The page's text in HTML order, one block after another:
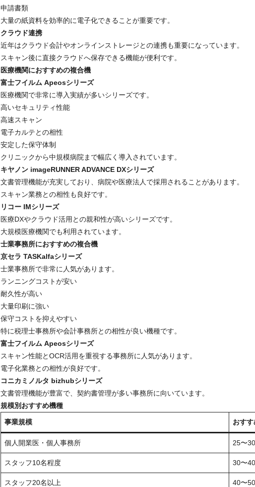
申請書類
大量の紙資料を効率的に電子化できることが重要です。
クラウド連携
近年はクラウド会計やオンラインストレージとの連携も重要になっています。
スキャン後に直接クラウドへ保存できる機能が便利です。
医療機関におすすめの複合機
富士フイルム Apeosシリーズ
医療機関で非常に導入実績が多いシリーズです。
高いセキュリティ性能
高速スキャン
電子カルテとの相性
安定した保守体制
クリニックから中規模病院まで幅広く導入されています。
キヤノン imageRUNNER ADVANCE DXシリーズ
文書管理機能が充実しており、病院や医療法人で採用されることがあります。
スキャン業務との相性も良好です。
リコー IMシリーズ
医療DXやクラウド活用との親和性が高いシリーズです。
大規模医療機関でも利用されています。
士業事務所におすすめの複合機
京セラ TASKalfaシリーズ
士業事務所で非常に人気があります。
ランニングコストが安い
耐久性が高い
大量印刷に強い
保守コストを抑えやすい
特に税理士事務所や会計事務所との相性が良い機種です。
富士フイルム Apeosシリーズ
スキャン性能とOCR活用を重視する事務所に人気があります。
電子化業務との相性が良好です。
コニカミノルタ bizhubシリーズ
文書管理機能が豊富で、契約書管理が多い事務所に向いています。
規模別おすすめ機種
事業規模 おす
個人開業医・個人事務所 25〜
スタッフ10名程度 30〜
スタッフ20名以上 40〜